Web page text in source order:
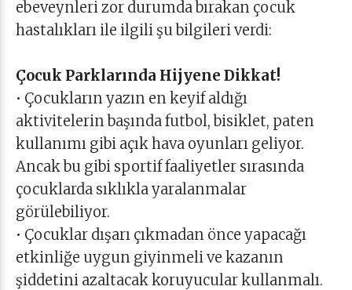
ebeveynleri zor durumda bırakan çocuk
hastalıkları ile ilgili şu bilgileri verdi:
Çocuk Parklarında Hijyene Dikkat!
• Çocukların yazın en keyif aldığı
aktivitelerin başında futbol, bisiklet, paten
kullanımı gibi açık hava oyunları geliyor.
Ancak bu gibi sportif faaliyetler sırasında
çocuklarda sıklıkla yaralanmalar
görülebiliyor.
• Çocuklar dışarı çıkmadan önce yapacağı
etkinliğe uygun giyinmeli ve kazanın
şiddetini azaltacak koruyucular kullanmalı.